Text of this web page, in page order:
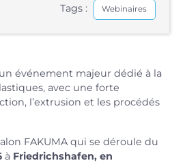
Tags : Webinaires
événement majeur dédié à la
avec une forte
l’extrusion et les procédés
FAKUMA qui se déroule du
à Friedrichshafen, en